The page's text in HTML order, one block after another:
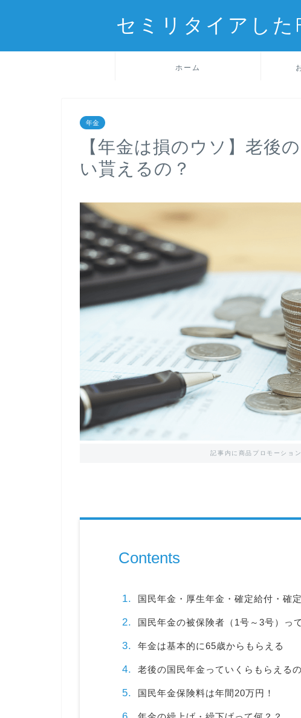
セミリタイアした
ホーム
年金
【年金は損のウソ】老後
い貰えるの？
記事内に商品プロモーショ
Contents
国民年金・厚生年金・確定給付・確
国民年金の被保険者（1号～3号）っ
年金は基本的に65歳からもらえる
老後の国民年金っていくらもらえる
国民年金保険料は年間20万円！